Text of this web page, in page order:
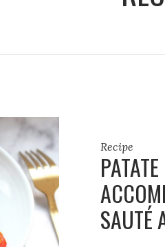
Recipe
SAUTÉ